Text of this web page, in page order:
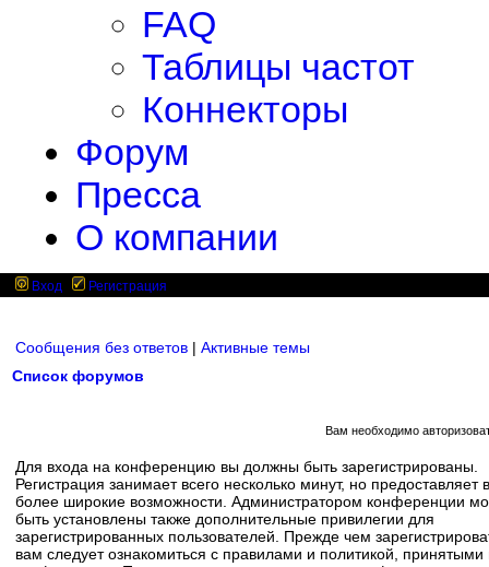
FAQ
Таблицы частот
Коннекторы
Форум
Пресса
О компании
Вход Регистрация
Сообщения без ответов | Активные темы
Список форумов
Вам необходимо
Для входа на конференцию вы должны быть зарегистрированы.
Регистрация занимает всего несколько минут, но предоставляет
более широкие возможности. Администратором конференции
быть установлены также дополнительные привилегии для
зарегистрированных пользователей. Прежде чем
вам следует ознакомиться с правилами и политикой, принятыми